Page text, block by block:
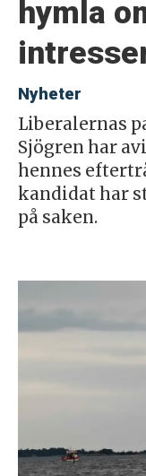
hymla
Nyheter
Liberalernas
Sjögren har
hennes
kandidat har
på saken.